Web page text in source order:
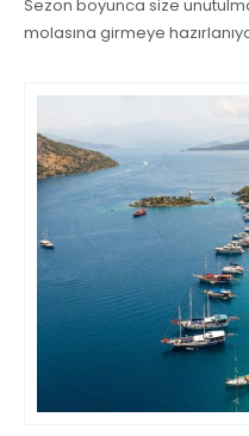
Sezon boyunca size
molasına girmeye